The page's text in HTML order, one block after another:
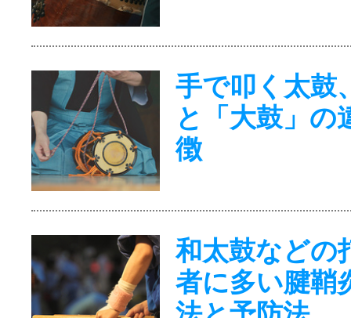
手で叩く太鼓
と「大鼓」の
徴
和太鼓などの
者に多い腱鞘